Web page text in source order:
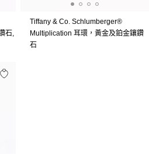
石,
Tiffany & Co. Schlumberger®
Multiplication 耳環，黃金及鉑金鑲鑽
石